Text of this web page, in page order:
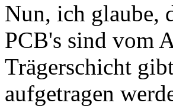
Nun, ich glaube,
PCB's sind vom
Trägerschicht
aufgetragen